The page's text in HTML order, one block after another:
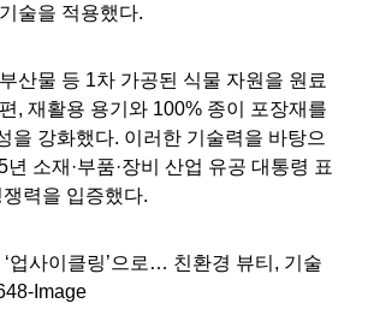
술을 적용했다.
산물 등 1차 가공된 식물 자원을 원료
, 재활용 용기와 100% 종이 포장재를
을 강화했다. 이러한 기술력을 바탕으
년 소재·부품·장비 산업 유공 대통령 표
력을 입증했다.